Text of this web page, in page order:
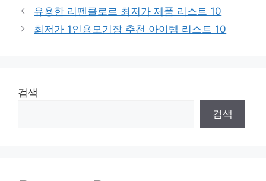
유용한 리뗀클로르 최저가 제품 리스트 10
최저가 1인용모기장 추천 아이템 리스트 10
검색
검색